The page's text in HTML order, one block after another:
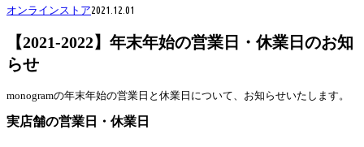
オンラインストア2021.12.01
【2021-2022】年末年始の営業日・休業日のお知
らせ
monogramの年末年始の営業日と休業日について、お知らせいたします。
実店舗の営業日・休業日